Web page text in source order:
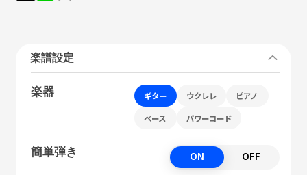
楽譜設定
楽器 ギター ウクレレ ピアノ
ベース パワーコード
簡単弾き ON OFF